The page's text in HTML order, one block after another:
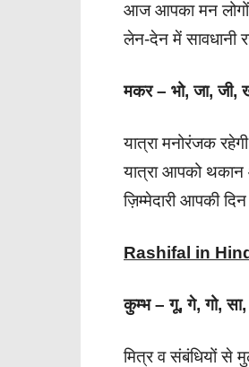
आज आपका मन लोगों
लेन-देन में सावधानी
मकर – भो, जा,
यात्रा मनोरंजक
यात्रा आपको थकान
ज़िम्मेदारी आपकी
Rashifal in
कुम्भ – गू, गे, गो,
मित्र व संबंधियों से